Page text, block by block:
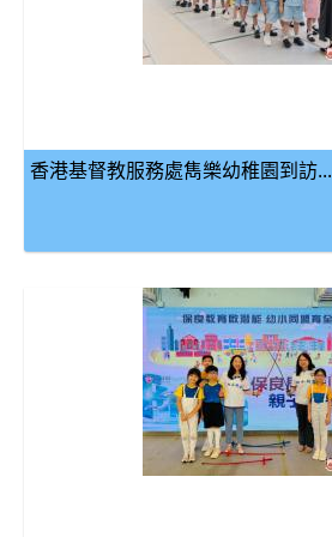
香港基督教服務處雋樂幼稚園到訪...